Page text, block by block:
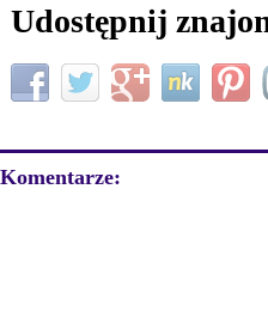
Udostępnij
Komentarze: